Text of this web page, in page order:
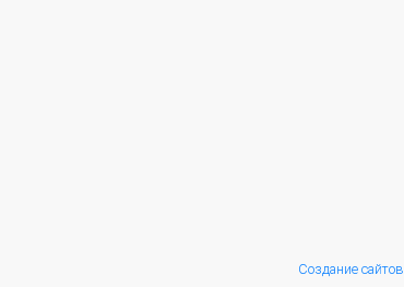
Создание сайтов